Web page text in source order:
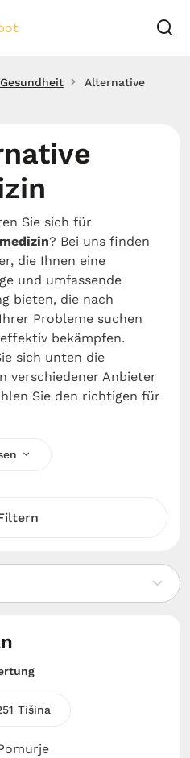
Alternative
Sie sich für
? Bei uns finden
die Ihnen eine
und umfassende
bieten, die nach
Probleme suchen
bekämpfen.
sich unten die
verschiedener Anbieter
Sie den richtigen für
Tišina